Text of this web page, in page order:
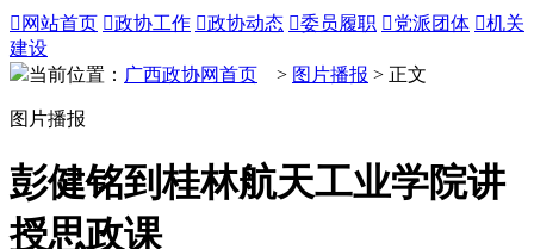
 网站首页 政协工作 政协动态 委员履职 党派团体 机关
建设
当前位置： 广西政协网首页 > 图片播报 > 正文
图片播报
彭健铭到桂林航天工业学院讲
授思政课